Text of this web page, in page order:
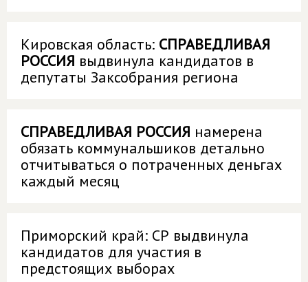
Кировская область: СПРАВЕДЛИВАЯ
РОССИЯ выдвинула кандидатов в
депутаты Заксобрания региона
СПРАВЕДЛИВАЯ РОССИЯ намерена
обязать коммунальшиков детально
отчитываться о потраченных деньгах
каждый месяц
Приморский край: СР выдвинула
кандидатов для участия в
предстоящих выборах